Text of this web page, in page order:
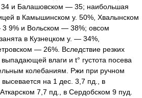
и Балашовском — 35; наибольшая
в Камышинском у. 50%, Хвалынском
9% и Вольском — 38%; овсом
в Кузнецком у. — 34%,
— 26%. Вследствие резких
выпадающей влаги и t° густота посева
колебаниям. Ржи при ручном
на 1 дес. 3,7 пд., в
7,7 пд., в Сердобском 9 пуд.